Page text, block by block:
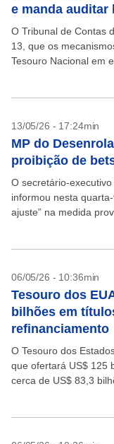
e manda auditar
O Tribunal de Contas
13, que os
Tesouro Nacional em
13/05/26 - 17:24min
MP do
proibição de
O secretário-
informou nesta
ajuste” na medida
06/05/26 - 10:36min
Tesouro dos
bilhões em
refinanciamento
O Tesouro dos
que ofertará US$ 125
cerca de US$ 83,3